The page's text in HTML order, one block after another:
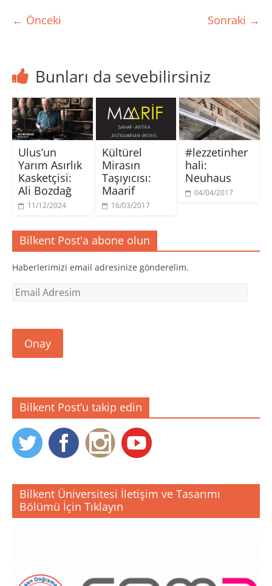
← Önceki Sonraki →
Bunları da sevebilirsiniz
Ulus’un
Yarım Asırlık
Kasketçisi:
Ali Bozdağ
11/12/2024
Kültürel
Mirasın
Taşıyıcısı:
Maarif
16/03/2017
#lezzetinher
hali:
Neuhaus
04/04/2017
Bilkent Post'a abone olun
Haberlerimizi email adresinize gönderelim.
Email
Onay
Bilkent Post’u takip edin
Bilkent Üniversitesi İletişim ve Tasarımı
Bölümü İçin Tıklayın